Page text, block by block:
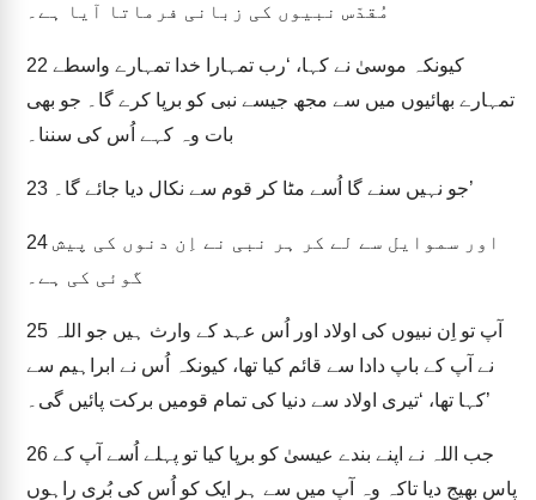
مُقدّس نبیوں کی زبانی فرماتا آیا ہے۔
22
تمہارے بھائیوں میں سے مجھ جیسے نبی کو برپا کرے گا۔ جو بھی
بات وہ کہے اُس کی سننا۔
23 جو نہیں سنے گا اُسے مٹا کر قوم سے نکال دیا جائے گا۔’
24
گوئی کی ہے۔
25
نے آپ کے باپ دادا سے قائم کیا تھا، کیونکہ اُس نے ابراہیم سے
کہا تھا، ‘تیری اولاد سے دنیا کی تمام قومیں برکت پائیں گی۔’
26
پاس بھیج دیا تاکہ وہ آپ میں سے ہر ایک کو اُس کی بُری راہوں